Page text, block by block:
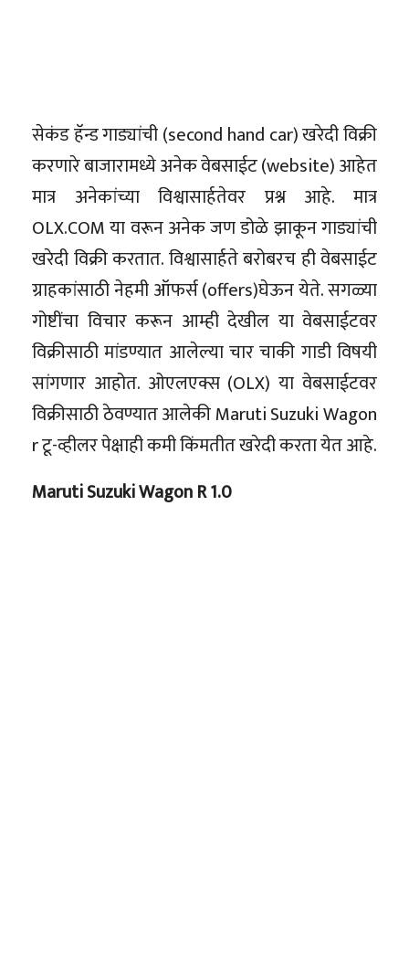
सेकंड हॅन्ड गाड्यांची (second hand car) खरेदी विक्री
करणारे बाजारामध्ये अनेक वेबसाईट (website) आहेत
मात्र अनेकांच्या विश्वासार्हतेवर प्रश्न आहे. मात्र
OLX.COM या वरून अनेक जण डोळे झाकून गाड्यांची
खरेदी विक्री करतात. विश्वासार्हते बरोबरच ही वेबसाईट
ग्राहकांसाठी नेहमी ऑफर्स (offers)घेऊन येते. सगळ्या
गोष्टींचा विचार करून आम्ही देखील या वेबसाईटवर
विक्रीसाठी मांडण्यात आलेल्या चार चाकी गाडी विषयी
सांगणार आहोत. ओएलएक्स (OLX) या वेबसाईटवर
विक्रीसाठी ठेवण्यात आलेकी Maruti Suzuki Wagon
r टू-व्हीलर पेक्षाही कमी किंमतीत खरेदी करता येत आहे.
Maruti Suzuki Wagon R 1.0